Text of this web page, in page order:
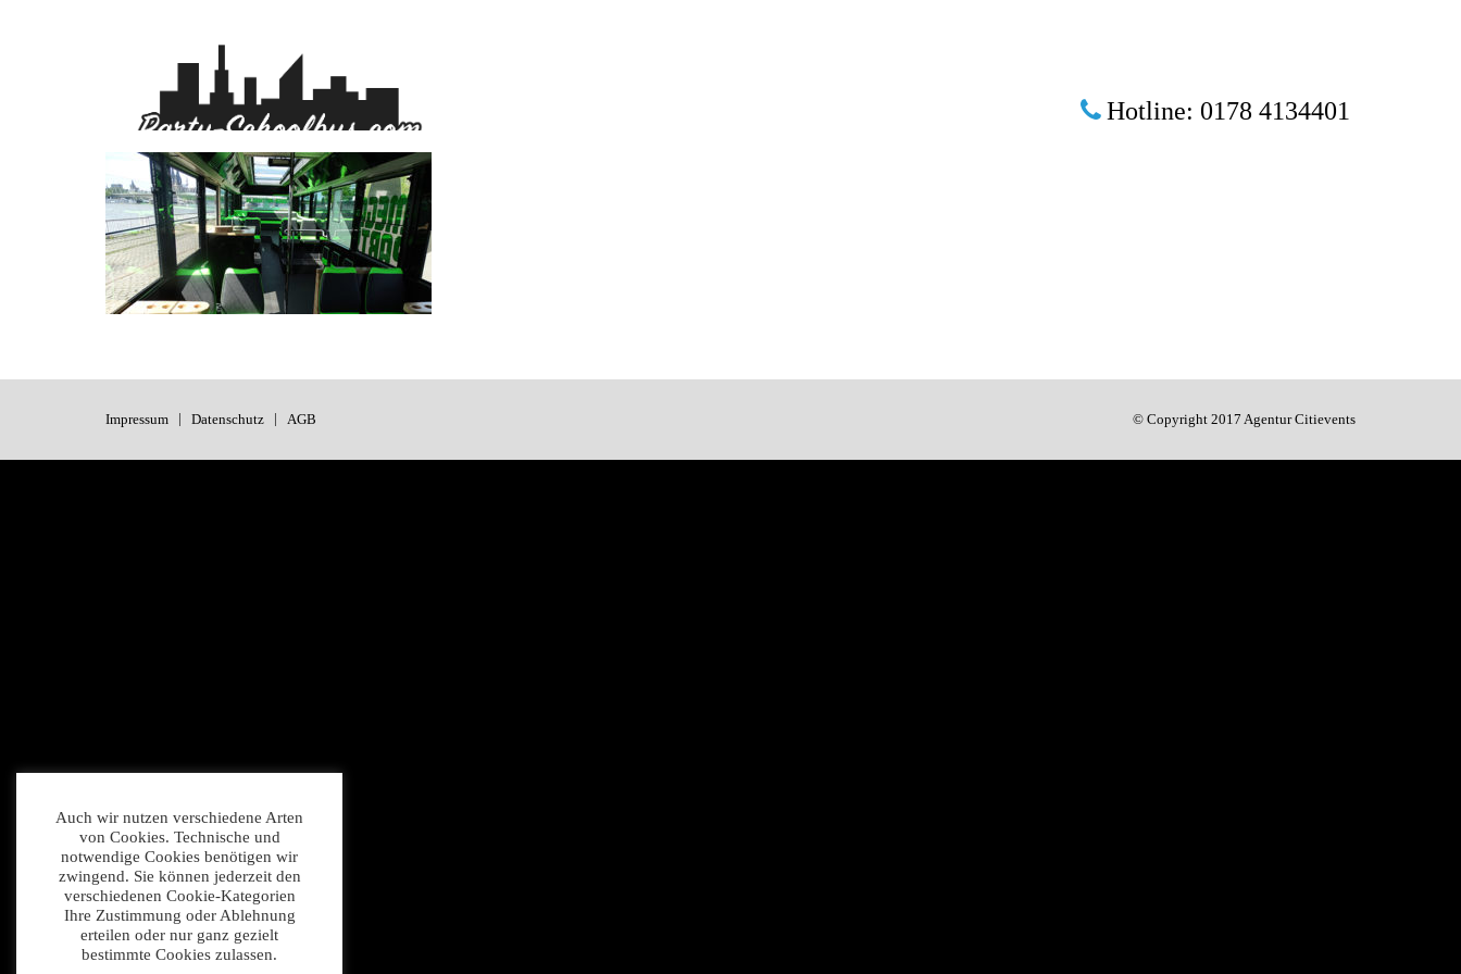
Hotline: 0178 4134401
Impressum Datenschutz AGB © Copyright 2017 Agentur Citievents
Auch wir nutzen verschiedene Arten
von Cookies. Technische und
notwendige Cookies benötigen wir
zwingend. Sie können jederzeit den
verschiedenen Cookie-Kategorien
Ihre Zustimmung oder Ablehnung
erteilen oder nur ganz gezielt
bestimmte Cookies zulassen.